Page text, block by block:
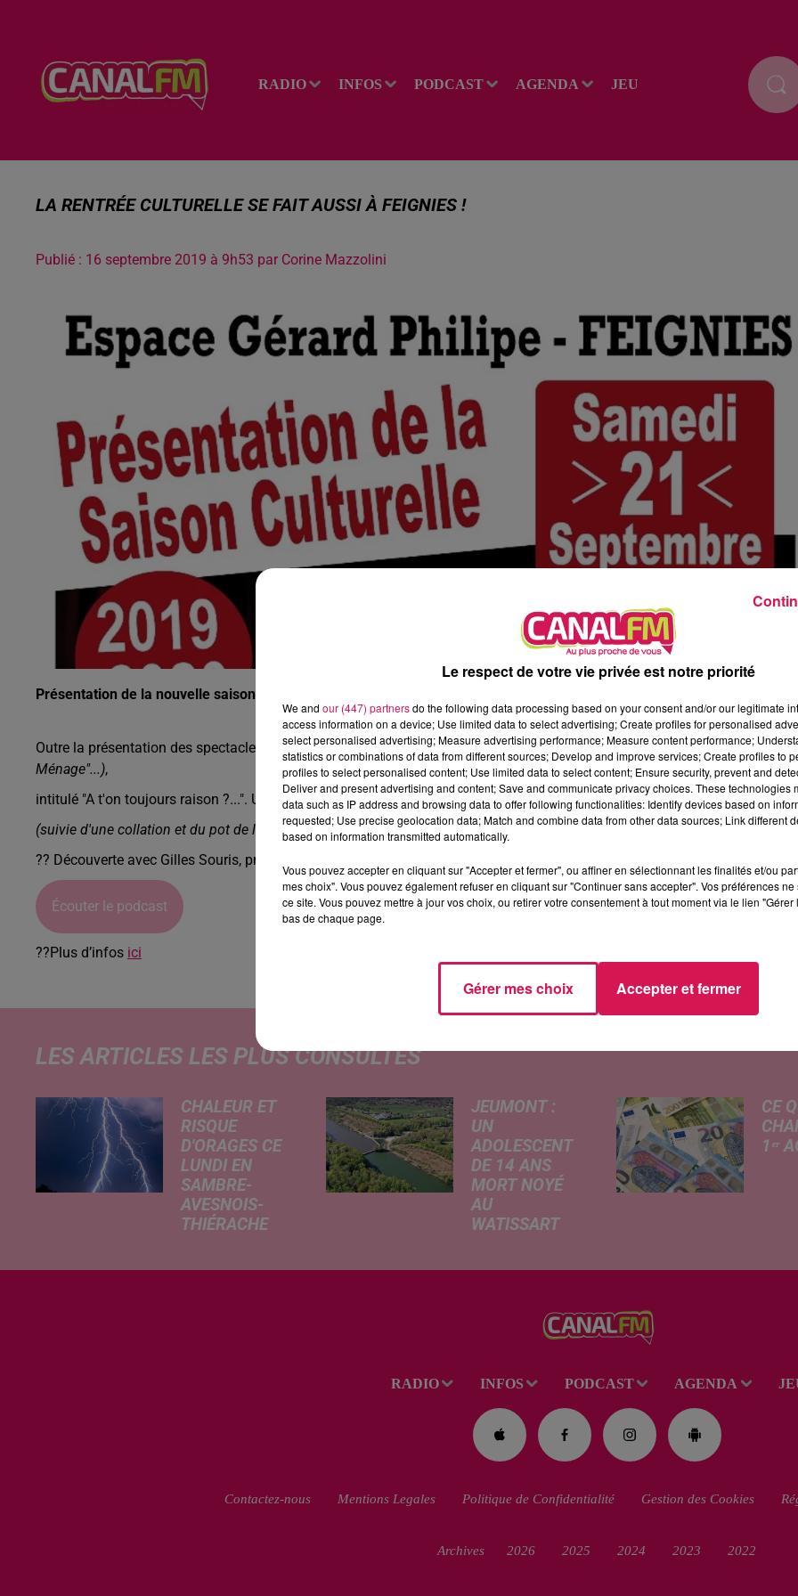
RADIO INFOS PODCAST AGENDA JEU
LA RENTRÉE CULTURELLE SE FAIT AUSSI À FEIGNIES !
Publié : 16 septembre 2019 à 9h53 par Corine Mazzolini
Présentation de la nouvelle saison culturelle de l'espace Gérard Philipe de Feignies, c'est ce 21 septembre
Outre la présentation des spectacles à venir, vous pourrez découvrir le dernier solo deFred Blin (Chiche Capon, "Scènes de
Ménage"...),
intitulé "A t'on toujours raison ?...". Un spectacle "OVNI", décalé, déjanté et hilarant !
(suivie d'une collation et du pot de l'amitié)
?? Découverte avec Gilles Souris, programmateur :
Écouter le podcast
??Plus d’infos ici
13h00 - 16h00
Les hits de Canal FM Arnaud et Gustine
LES ARTICLES LES PLUS CONSULTÉS
CHALEUR ET
RISQUE
D'ORAGES CE
LUNDI EN
SAMBRE-
AVESNOIS-
THIÉRACHE
typiquement
JEUMONT :
UN
ADOLESCENT
DE 14 ANS
MORT NOYÉ
AU
WATISSART
informations
lundi par nos
confrères de La
perdu la vie dans
le plan d'eau de
la base de loisirs
du...
CE
1ᵉʳ
de
RADIO INFOS PODCAST AGENDA
Contactez-nous Mentions Legales Politique de Confidentialité Gestion des Cookies
Archives 2026 2025 2024 2023 2022
Le respect de votre vie privée est notre priorité
We and our (447) partnersdo the following data processing based on your consent and/or our legitimate
access information on a device; Use limited data to select advertising; Create profiles for personalised
select personalised advertising; Measure advertising performance; Measure content performance;
statistics or combinations of data from different sources; Develop and improve services; Create profiles to
profiles to select personalised content; Use limited data to select content; Ensure security, prevent and
Deliver and present advertising and content; Save and communicate privacy choices. These technologies
data such as IP address and browsing data to offer following functionalities: Identify devices based on
requested; Use precise geolocation data; Match and combine data from other data sources; Link different
based on information transmitted automatically.
Vous pouvez accepter en cliquant sur "Accepter et fermer", ou affiner en sélectionnant les finalités et/ou
mes choix". Vous pouvez également refuser en cliquant sur "Continuer sans accepter". Vos préférences
ce site. Vous pouvez mettre à jour vos choix, ou retirer votre consentement à tout moment via le lien
bas de chaque page.
Gérer mes choix Accepter et fermer